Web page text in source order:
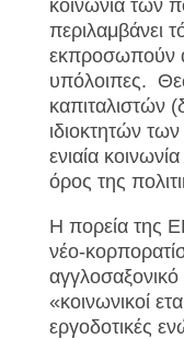
κοινωνία των
περιλαμβάνει
εκπροσωπούν
υπόλοιπες.
καπιταλιστών
ιδιοκτητών
ενιαία
όρος της
Η πορεία της
νέο-
αγγλοσαξονικό
«κοινωνικοί
εργοδοτικές